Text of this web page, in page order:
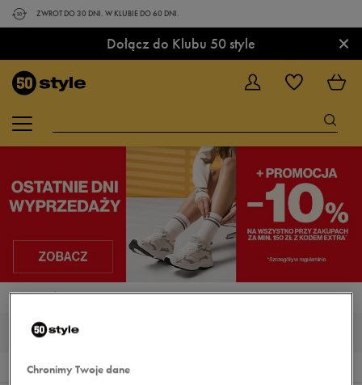
ZWROT DO 30 DNI. W KLUBIE DO 60 DNI.
Dołącz do Klubu 50 style ×
STRONA GŁÓWNA UMBRO VELOCITA
0
Wyników
Chronimy Twoje dane